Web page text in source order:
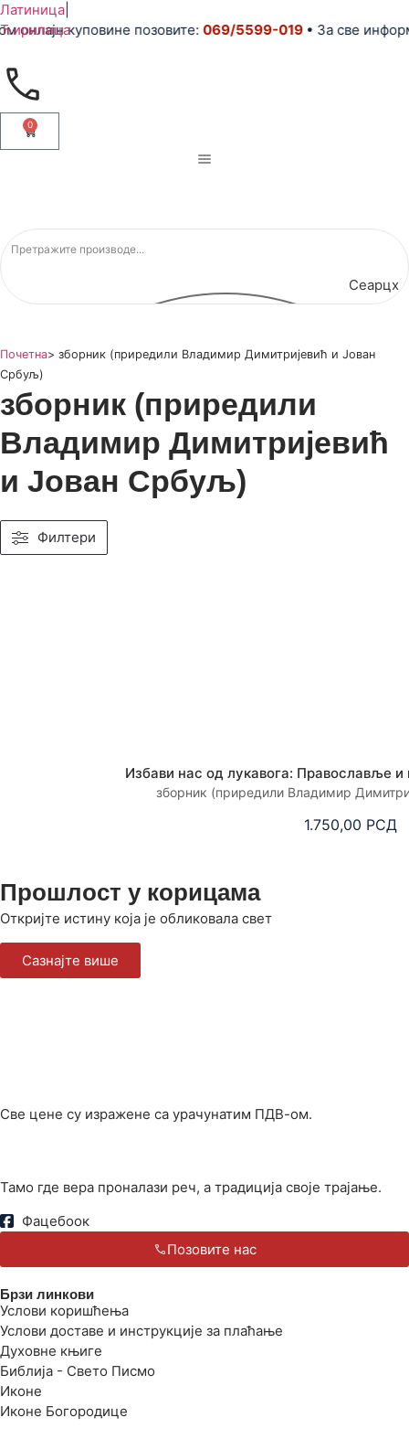
Латиница
Ћирилицакуповине позовите:069/5599-019• За све
0
Сеарцх
Почетна> зборник (приредили Владимир Димитријевић и Јован
Србуљ)
зборник (приредили
Владимир Димитријевић
и Јован Србуљ)
Филтери
Избави нас од лукавога: Православље и
зборник (приредили Владимир
1.750,00 РСД
Прошлост у корицама
Откријте истину која је обликовала свет
Сазнајте више
Све цене су изражене са урачунатим ПДВ-ом.
Тамо где вера проналази реч, а традиција своје трајање.
Фацебоок
Позовите нас
Брзи линкови
Услови коришћења
Услови доставе и инструкције за плаћање
Духовне књиге
Библија - Свето Писмо
Иконе
Иконе Богородице